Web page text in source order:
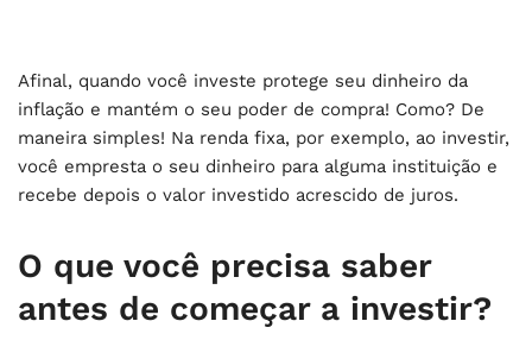
Afinal, quando você investe protege seu dinheiro da
inflação e mantém o seu poder de compra! Como? De
maneira simples! Na renda fixa, por exemplo, ao investir,
você empresta o seu dinheiro para alguma instituição e
recebe depois o valor investido acrescido de juros.
O que você precisa saber
antes de começar a investir?